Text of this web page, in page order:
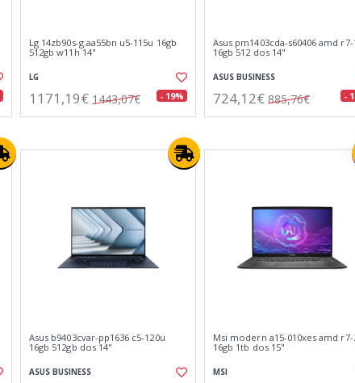
Lg 14zb90s-g.aa55bn u5-115u 16gb
512gb w11h 14"
LG
1171,19€ 1443,07€ - 19%
Asus pm1403cda-s60406 amd r7-
16gb 512 dos 14"
ASUS BUSINESS
724,12€ 885,76€ -
Asus b9403cvar-pp1636 c5-120u
16gb 512gb dos 14"
ASUS BUSINESS
Msi modern a15-010xes amd r7-
16gb 1tb dos 15"
MSI